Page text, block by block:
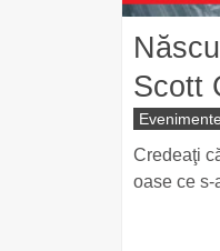
Scott
Evenimente
Credeaţi
oase ce s-